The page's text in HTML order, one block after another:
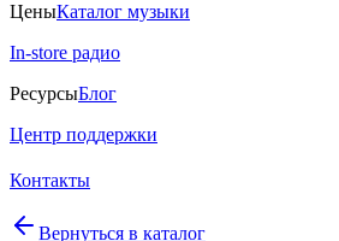
ЦеныКаталог музыки
In-store радио
РесурсыБлог
Центр поддержки
Контакты
Вернуться в каталог